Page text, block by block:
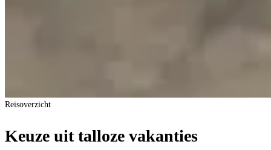
Reisoverzicht
Keuze uit talloze vakanties